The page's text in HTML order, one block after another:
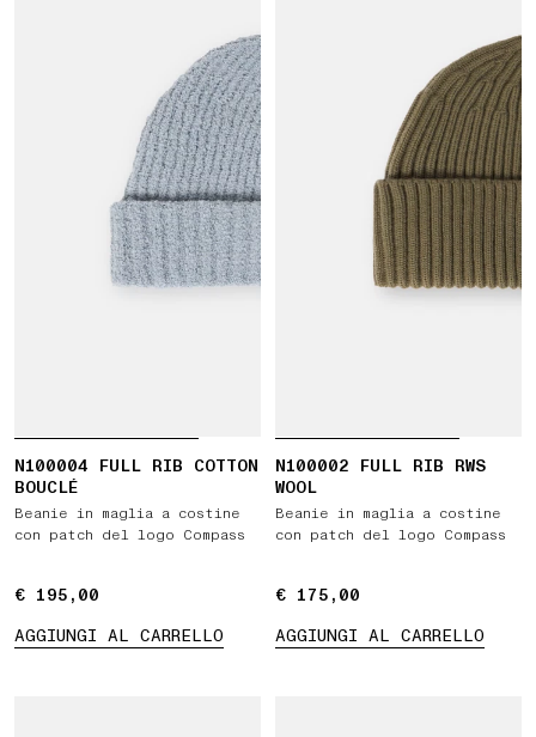
N100004 FULL RIB COTTON
BOUCLÉ
Beanie in maglia a costine
con patch del logo Compass
€ 195,00
€ 195,00
AGGIUNGI AL CARRELLO
N100002 FULL RIB RWS
WOOL
Beanie in maglia a costine
con patch del logo Compass
€ 175,00
€ 175,00
AGGIUNGI AL CARRELLO